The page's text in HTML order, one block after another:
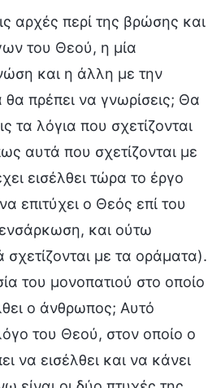
αρχές περί της βρώσης και
του Θεού, η μία
και η άλλη με την
θα πρέπει να γνωρίσεις; Θα
τα λόγια που σχετίζονται
αυτά που σχετίζονται με
εισέλθει τώρα το έργο
επιτύχει ο Θεός επί του
ενσάρκωση, και ούτω
με τα οράματα).
του μονοπατιού στο οποίο
ο άνθρωπος; Αυτό
του Θεού, στον οποίο ο
να εισέλθει και να κάνει